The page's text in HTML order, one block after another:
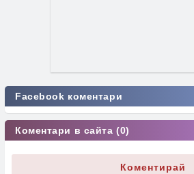
Facebook коментари
Коментари в сайта (0)
Коментирай